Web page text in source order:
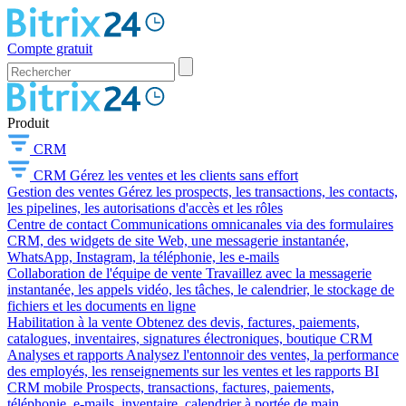
Compte gratuit
Produit
CRM
CRM Gérez les ventes et les clients sans effort
Gestion des ventes Gérez les prospects, les transactions, les contacts,
les pipelines, les autorisations d'accès et les rôles
Centre de contact Communications omnicanales via des formulaires
CRM, des widgets de site Web, une messagerie instantanée,
WhatsApp, Instagram, la téléphonie, les e-mails
Collaboration de l'équipe de vente Travaillez avec la messagerie
instantanée, les appels vidéo, les tâches, le calendrier, le stockage de
fichiers et les documents en ligne
Habilitation à la vente Obtenez des devis, factures, paiements,
catalogues, inventaires, signatures électroniques, boutique CRM
Analyses et rapports Analysez l'entonnoir des ventes, la performance
des employés, les renseignements sur les ventes et les rapports BI
CRM mobile Prospects, transactions, factures, paiements,